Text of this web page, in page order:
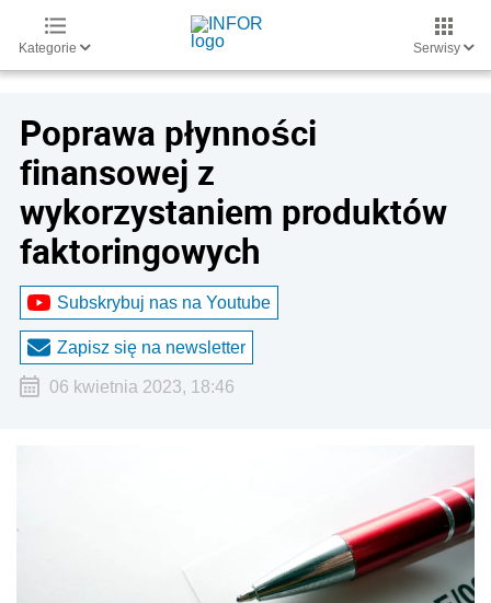
Kategorie Serwisy
Poprawa płynności
finansowej z
wykorzystaniem produktów
faktoringowych
Subskrybuj nas na Youtube
Zapisz się na newsletter
06 kwietnia 2023, 18:46